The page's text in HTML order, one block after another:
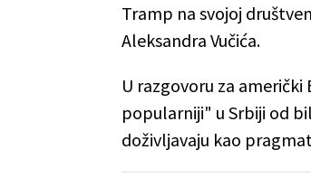
Tramp na svojoj
Aleksandra Vučića.
U razgovoru za
popularniji" u Srbiji od
doživljavaju kao